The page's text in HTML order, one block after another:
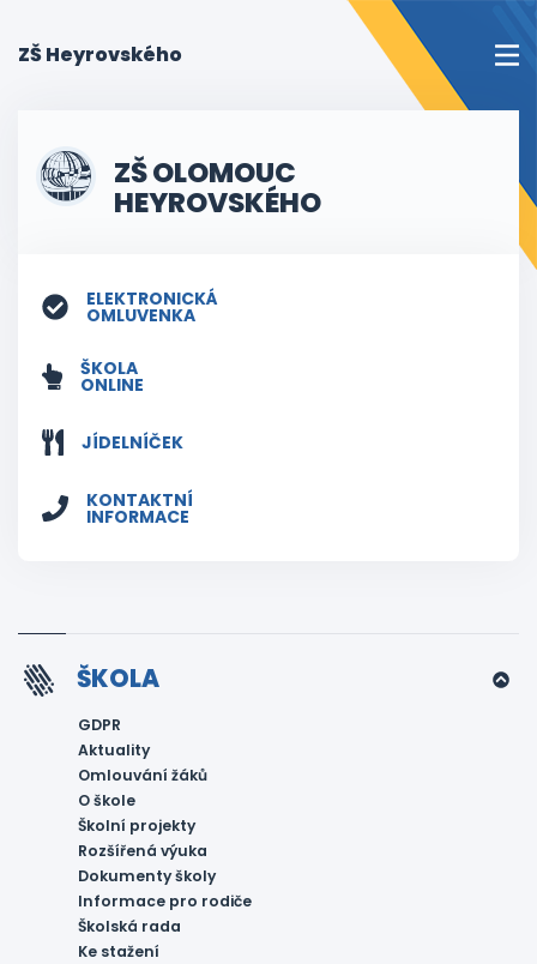
ZŠ Heyrovského
ZŠ OLOMOUC
HEYROVSKÉHO
ELEKTRONICKÁ
OMLUVENKA
ŠKOLA
ONLINE
JÍDELNÍČEK
KONTAKTNÍ
INFORMACE
ŠKOLA
GDPR
Aktuality
Omlouvání žáků
O škole
Školní projekty
Rozšířená výuka
Dokumenty školy
Informace pro rodiče
Školská rada
Ke stažení